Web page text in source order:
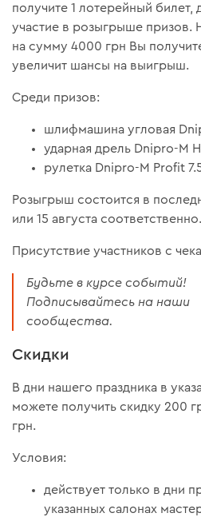
получите 1 лотерейный
участие в розыгрыше призов.
на сумму 4000 грн Вы
увеличит шансы на выигрыш.
Среди призов:
шлифмашина угловая
ударная дрель Dnipro-M
рулетка Dnipro-M Profit
Розыгрыш состоится в
или 15 августа
Присутствие участников с
Будьте в курсе событий!
Подписывайтесь на наши
сообщества.
Скидки
В дни нашего праздника в
можете получить скидку 200
грн.
Условия:
действует только в дни
указанных салонах